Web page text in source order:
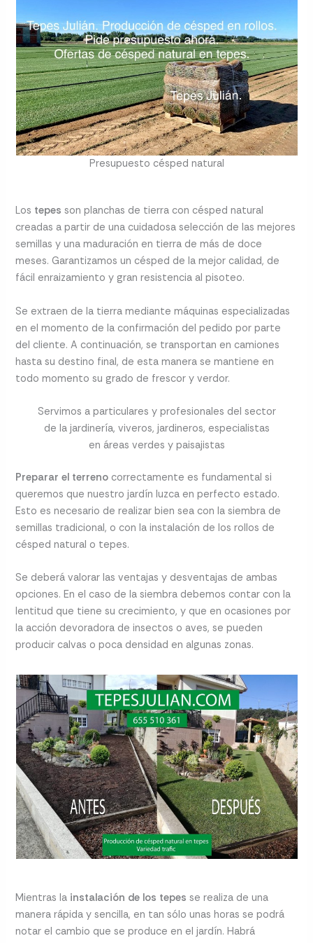
Presupuesto césped natural
Los tepes son planchas de tierra con césped natural
creadas a partir de una cuidadosa selección de las mejores
semillas y una maduración en tierra de más de doce
meses. Garantizamos un césped de la mejor calidad, de
fácil enraizamiento y gran resistencia al pisoteo.
Se extraen de la tierra mediante máquinas especializadas
en el momento de la confirmación del pedido por parte
del cliente. A continuación, se transportan en camiones
hasta su destino final, de esta manera se mantiene en
todo momento su grado de frescor y verdor.
Servimos a particulares y profesionales del sector
de la jardinería, viveros, jardineros, especialistas
en áreas verdes y paisajistas
Preparar el terreno correctamente es fundamental si
queremos que nuestro jardín luzca en perfecto estado.
Esto es necesario de realizar bien sea con la siembra de
semillas tradicional, o con la instalación de los rollos de
césped natural o tepes.
Se deberá valorar las ventajas y desventajas de ambas
opciones. En el caso de la siembra debemos contar con la
lentitud que tiene su crecimiento, y que en ocasiones por
la acción devoradora de insectos o aves, se pueden
producir calvas o poca densidad en algunas zonas.
Mientras la instalación de los tepes se realiza de una
manera rápida y sencilla, en tan sólo unas horas se podrá
notar el cambio que se produce en el jardín. Habrá